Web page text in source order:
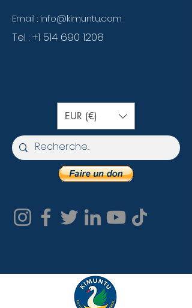
Email : info@kimuntu.com
Tel : +1 514 690 1208
EUR (€)